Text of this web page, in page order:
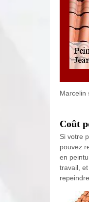
Marcelin
Coût
Si votre
pouvez
en
travail,